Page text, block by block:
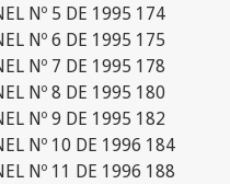
Nº 5 DE 1995 174
Nº 6 DE 1995 175
Nº 7 DE 1995 178
Nº 8 DE 1995 180
Nº 9 DE 1995 182
Nº 10 DE 1996 184
Nº 11 DE 1996 188